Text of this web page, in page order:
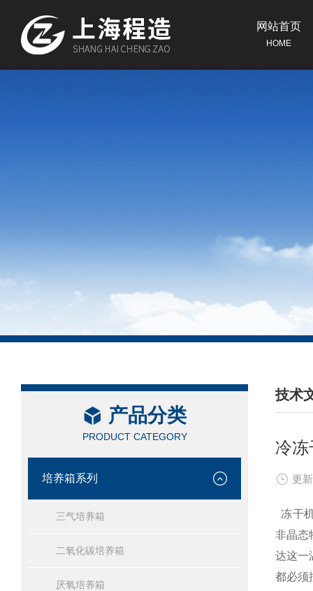
网站首页
HOME
产品分类
PRODUCT CATEGORY
培养箱系列
三气培养箱
二氧化碳培养箱
厌氧培养箱
技术
/
冷
更
冻干
非晶态
达这一
都必须